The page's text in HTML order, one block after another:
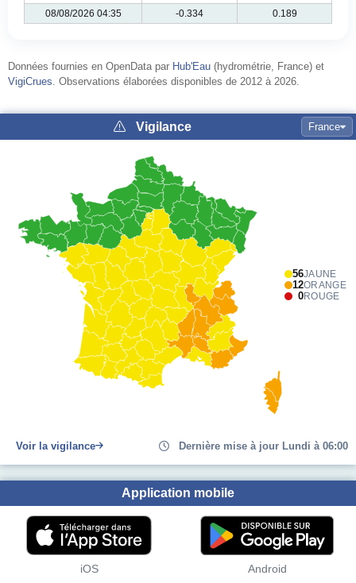
08/08/2026 04:35
-0.334 0.189
Données fournies en OpenData par Hub'Eau (hydrométrie, France) et
VigiCrues. Observations élaborées disponibles de 2012 à 2026.
Vigilance France
56JAUNE
12ORANGE
0ROUGE
Voir la vigilance Dernière mise à jour Lundi à 06:00
Application mobile
iOS Android